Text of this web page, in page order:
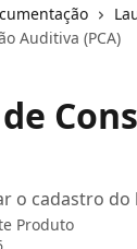
Auditiva (PCA)
o cadastro do
Produto